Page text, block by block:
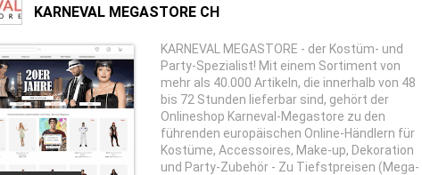
KARNEVAL MEGASTORE CH
KARNEVAL MEGASTORE - der Kostüm- und
Party-Spezialist! Mit einem Sortiment von
mehr als 40.000 Artikeln, die innerhalb von 48
bis 72 Stunden lieferbar sind, gehört der
Onlineshop Karneval-Megastore zu den
führenden europäischen Online-Händlern für
Kostüme, Accessoires, Make-up, Dekoration
und Party-Zubehör - Zu Tiefstpreisen (Mega-